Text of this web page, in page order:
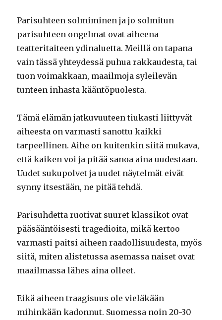
Parisuhteen solmiminen ja jo solmitun
parisuhteen ongelmat ovat aiheena
teatteritaiteen ydinaluetta. Meillä on tapana
vain tässä yhteydessä puhua rakkaudesta, tai
tuon voimakkaan, maailmoja syleilevän
tunteen inhasta kääntöpuolesta.
Tämä elämän jatkuvuuteen tiukasti liittyvät
aiheesta on varmasti sanottu kaikki
tarpeellinen. Aihe on kuitenkin siitä mukava,
että kaiken voi ja pitää sanoa aina uudestaan.
Uudet sukupolvet ja uudet näytelmät eivät
synny itsestään, ne pitää tehdä.
Parisuhdetta ruotivat suuret klassikot ovat
pääsääntöisesti tragedioita, mikä kertoo
varmasti paitsi aiheen raadollisuudesta, myös
siitä, miten alistetussa asemassa naiset ovat
maailmassa lähes aina olleet.
Eikä aiheen traagisuus ole vieläkään
mihinkään kadonnut. Suomessa noin 20-30